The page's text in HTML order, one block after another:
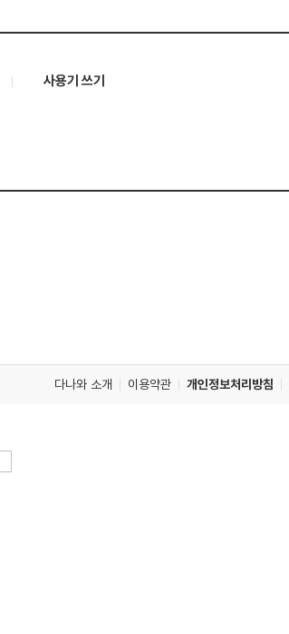
사용기 쓰기
다나와 소개 이용약관 개인정보처리방침